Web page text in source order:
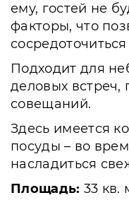
ему, гостей не
факторы, что
Подходит для
деловых встреч,
совещаний.
Здесь имеется
посуды – во
насладиться
Площадь: 33 кв.